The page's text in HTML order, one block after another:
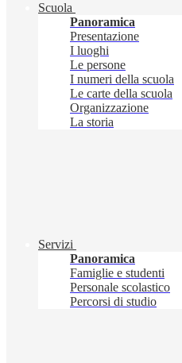
Scuola
Panoramica
Presentazione
I luoghi
Le persone
I numeri della scuola
Le carte della scuola
Organizzazione
La storia
Servizi
Panoramica
Famiglie e studenti
Personale scolastico
Percorsi di studio